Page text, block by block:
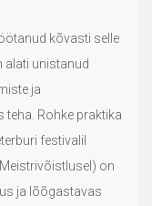
kõvasti selle
alati unistanud
ja
Rohke praktika
festivalil
on
ja lõõgastavas